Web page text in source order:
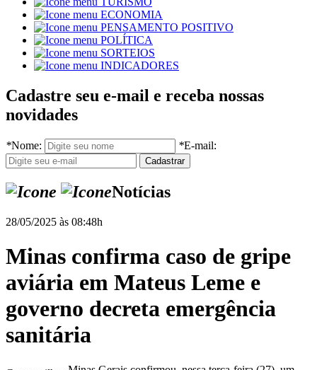
ECONOMIA
PENSAMENTO POSITIVO
POLÍTICA
SORTEIOS
INDICADORES
Cadastre seu e-mail e receba nossas
novidades
*Nome: *E-mail:
Notícias
28/05/2025 às 08:48h
Minas confirma caso de gripe
aviária em Mateus Leme e
governo decreta emergência
sanitária